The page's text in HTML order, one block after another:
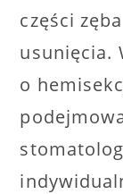
części
usunięcia.
o